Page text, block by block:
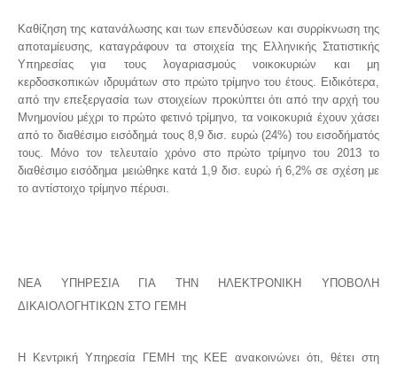
Καθίζηση της κατανάλωσης και των επενδύσεων και συρρίκνωση της
αποταμίευσης, καταγράφουν τα στοιχεία της Ελληνικής Στατιστικής
Υπηρεσίας για τους λογαριασμούς νοικοκυριών και μη
κερδοσκοπικών ιδρυμάτων στο πρώτο τρίμηνο του έτους. Ειδικότερα,
από την επεξεργασία των στοιχείων προκύπτει ότι από την αρχή του
Μνημονίου μέχρι το πρώτο φετινό τρίμηνο, τα νοικοκυριά έχουν χάσει
από το διαθέσιμο εισόδημά τους 8,9 δισ. ευρώ (24%) του εισοδήματός
τους. Μόνο τον τελευταίο χρόνο στο πρώτο τρίμηνο του 2013 το
διαθέσιμο εισόδημα μειώθηκε κατά 1,9 δισ. ευρώ ή 6,2% σε σχέση με
το αντίστοιχο τρίμηνο πέρυσι.
ΝΕΑ ΥΠΗΡΕΣΙΑ ΓΙΑ ΤΗΝ ΗΛΕΚΤΡΟΝΙΚΗ ΥΠΟΒΟΛΗ
ΔΙΚΑΙΟΛΟΓΗΤΙΚΩΝ ΣΤΟ ΓΕΜΗ
H Κεντρική Υπηρεσία ΓΕΜΗ της ΚΕΕ ανακοινώνει ότι, θέτει στη